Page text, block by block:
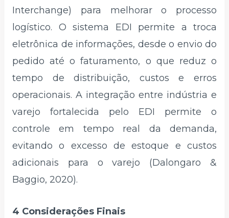
Interchange) para melhorar o processo
logístico. O sistema EDI permite a troca
eletrônica de informações, desde o envio do
pedido até o faturamento, o que reduz o
tempo de distribuição, custos e erros
operacionais. A integração entre indústria e
varejo fortalecida pelo EDI permite o
controle em tempo real da demanda,
evitando o excesso de estoque e custos
adicionais para o varejo (Dalongaro &
Baggio, 2020).
4 Considerações Finais